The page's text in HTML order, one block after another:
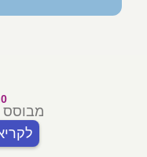
מבוסס על 1094